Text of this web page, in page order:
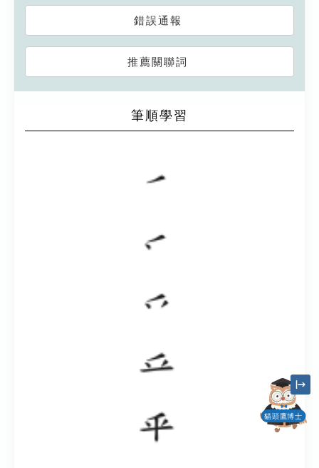
錯誤通報
推薦關聯詞
筆順學習
貓頭鷹博士